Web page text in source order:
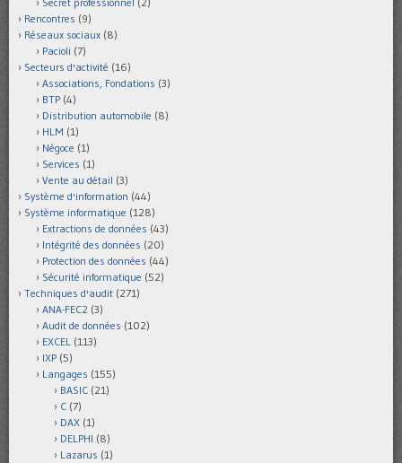
Rencontres (9)
Réseaux sociaux (8)
Pacioli (7)
Secteurs d'activité (16)
Associations, Fondations (3)
BTP (4)
Distribution automobile (8)
HLM (1)
Négoce (1)
Services (1)
Vente au détail (3)
Système d'information (44)
Système informatique (128)
Extractions de données (43)
Intégrité des données (20)
Protection des données (44)
Sécurité informatique (52)
Techniques d'audit (271)
ANA-FEC2 (3)
Audit de données (102)
EXCEL (113)
IXP (5)
Langages (155)
BASIC (21)
C (7)
DAX (1)
DELPHI (8)
Lazarus (1)